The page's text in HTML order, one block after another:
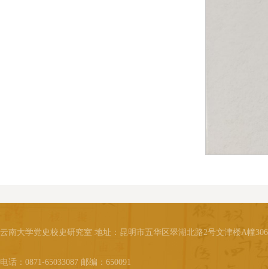
云南大学党史校史研究室 地址：昆明市五华区翠湖北路2号文津楼A幢
电话：0871-65033087 邮编：650091